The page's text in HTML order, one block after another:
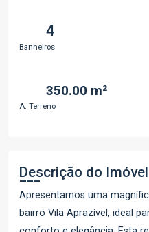
4
Banheiros
350.00 m²
A. Terreno
Descrição do Imóvel
Apresentamos uma
bairro Vila Aprazível, ideal